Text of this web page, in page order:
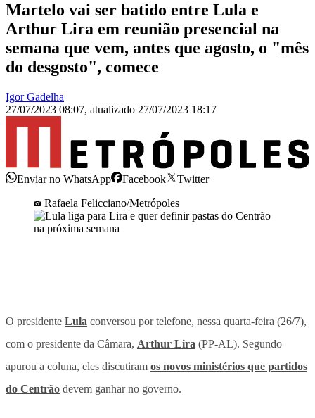
Martelo vai ser batido entre Lula e
Arthur Lira em reunião presencial na
semana que vem, antes que agosto, o "mês
do desgosto", comece
Igor Gadelha
27/07/2023 08:07, atualizado 27/07/2023 18:17
Enviar no WhatsApp Facebook
Twitter
Rafaela Felicciano/Metrópoles
O presidente Lula conversou por telefone, nessa quarta-feira (26/7),
com o presidente da Câmara, Arthur Lira (PP-AL). Segundo
apurou a coluna, eles discutiram os novos ministérios que partidos
do Centrão devem ganhar no governo.